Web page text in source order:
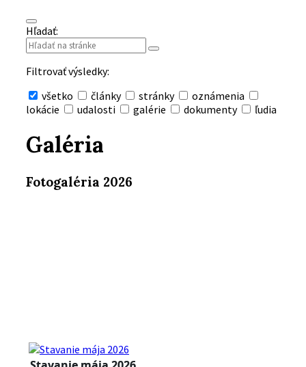
Hľadať:
Filtrovať výsledky:
všetko
články stránky
oznámenia
lokácie
udalosti galérie dokumenty ľudia
vyhľadávanie
Galéria
Fotogaléria 2026